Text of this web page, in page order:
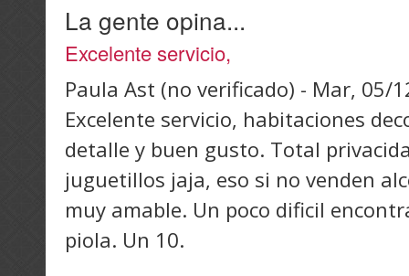
La gente opina...
Excelente servicio,
Paula Ast (no verificado) - Mar, 05/
Excelente servicio, habitaciones
detalle y buen gusto. Total
juguetillos jaja, eso si no venden
muy amable. Un poco dificil
piola. Un 10.